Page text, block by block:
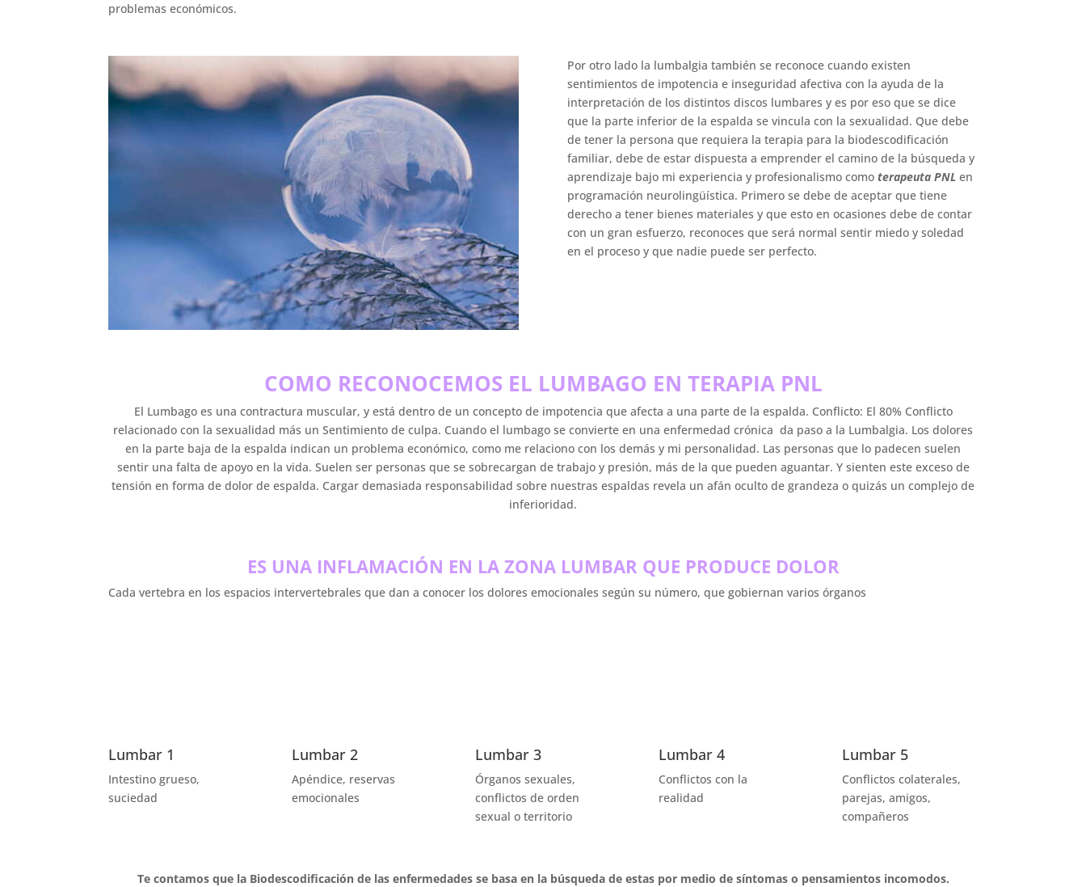
problemas económicos.
Por otro lado la lumbalgia también se reconoce cuando existen
sentimientos de impotencia e inseguridad afectiva con la ayuda de la
interpretación de los distintos discos lumbares y es por eso que se dice
que la parte inferior de la espalda se vincula con la sexualidad. Que debe
de tener la persona que requiera la terapia para la biodescodificación
familiar, debe de estar dispuesta a emprender el camino de la búsqueda y
aprendizaje bajo mi experiencia y profesionalismo como terapeuta PNLen
programación neurolingüística. Primero se debe de aceptar que tiene
derecho a tener bienes materiales y que esto en ocasiones debe de contar
con un gran esfuerzo, reconoces que será normal sentir miedo y soledad
en el proceso y que nadie puede ser perfecto.
COMO RECONOCEMOS EL LUMBAGO EN TERAPIA PNL
El Lumbago es una contractura muscular, y está dentro de un concepto de impotencia que afecta a una parte de la espalda. Conflicto: El 80% Conflicto
relacionado con la sexualidad más un Sentimiento de culpa. Cuando el lumbago se convierte en una enfermedad crónica da paso a la Lumbalgia. Los dolores
en la parte baja de la espalda indican un problema económico, como me relaciono con los demás y mi personalidad. Las personas que lo padecen suelen
sentir una falta de apoyo en la vida. Suelen ser personas que se sobrecargan de trabajo y presión, más de la que pueden aguantar. Y sienten este exceso de
tensión en forma de dolor de espalda. Cargar demasiada responsabilidad sobre nuestras espaldas revela un afán oculto de grandeza o quizás un complejo de
inferioridad.
ES UNA INFLAMACIÓN EN LA ZONA LUMBAR QUE PRODUCE DOLOR
Cada vertebra en los espacios intervertebrales que dan a conocer los dolores emocionales según su número, que gobiernan varios órganos
Lumbar 1
Intestino grueso,
suciedad
Lumbar 2
Apéndice, reservas
emocionales
Lumbar 3
Órganos sexuales,
conflictos de orden
sexual o territorio
Lumbar 4
Conflictos con la
realidad
Lumbar 5
Conflictos colaterales,
parejas, amigos,
compañeros
Te contamos que la Biodescodificación de las enfermedades se basa en la búsqueda de estas por medio de síntomas o pensamientos incomodos.